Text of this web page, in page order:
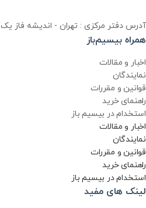
آدرس دفتر مرکزی : تهران - اندیشه فاز یک
همراه بیسیم‌باز
اخبار و مقالات
نمایندگان
قوانین و مقررات
راهنمای خرید
استخدام در بیسیم باز
اخبار و مقالات
نمایندگان
قوانین و مقررات
راهنمای خرید
استخدام در بیسیم باز
لینک های مفید